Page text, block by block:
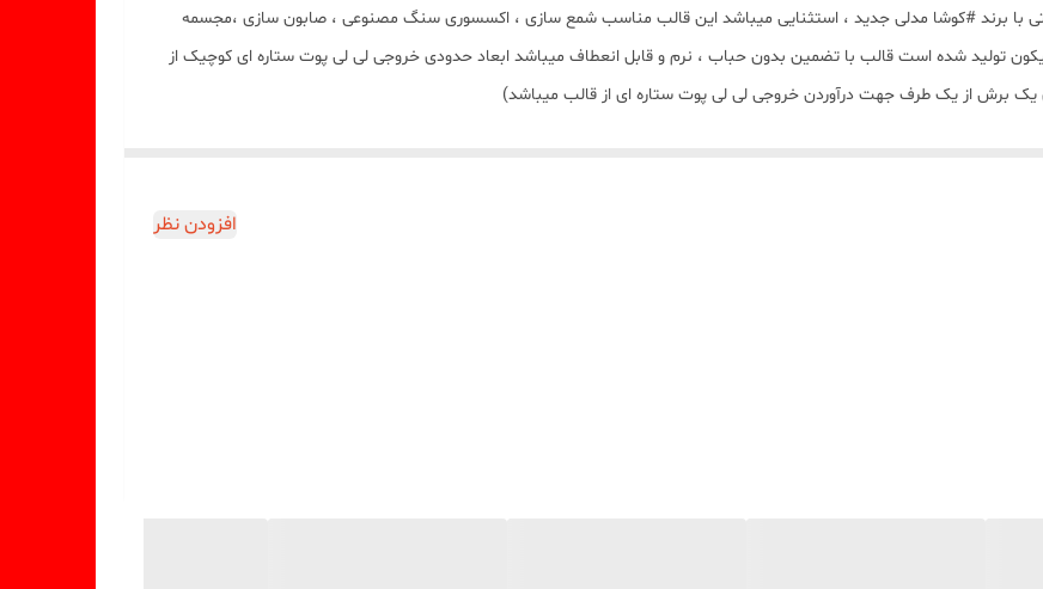
سیلیکونی مدل لی لی پوت ستاره ای کوچیک 4 سانتی با برند #کوشا مدلی جدید ، استثنایی میباشد این قالب مناسب شمع سازی ، اکسسوری سنگ مصنوعی ، صابون سازی ،مجسمه
تولید شده است قالب با تضمین بدون حباب ، نرم و قابل انعطاف میباشد ابعاد حدودی خروجی لی لی پوت ستاره ای کوچیک از
افزودن نظر